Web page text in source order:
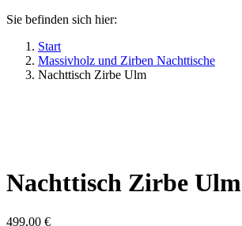
Sie befinden sich hier:
Start
Massivholz und Zirben Nachttische
Nachttisch Zirbe Ulm
Nachttisch Zirbe Ulm
499,00 €